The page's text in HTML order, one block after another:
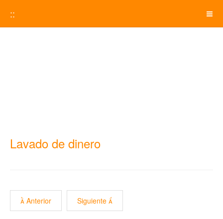
::
Lavado de dinero
Anterior Siguiente